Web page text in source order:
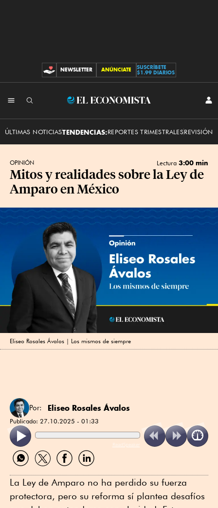
CONTRIBUCIONES
NEWSLETTER ANÚNCIATE
SUSCRÍBETE
$1.99 DIARIOS
El
ÚLTIMAS NOTICIASTENDENCIAS:REPORTES TRIMESTRALESREVISIÓN
OPINIÓN Lectura 3:00 min
Mitos y realidades sobre la Ley de
Amparo en México
Eliseo Rosales Ávalos | Los mismos de siempre
Por: Eliseo Rosales Ávalos
Publicado: 27.10.2025 - 01:33
ReadSpeaker
Compartir
por
Compartir
por
Compartir
por
Compartir
por
La Ley de Amparo no ha perdido su fuerza
protectora, pero su reforma sí plantea desafíos